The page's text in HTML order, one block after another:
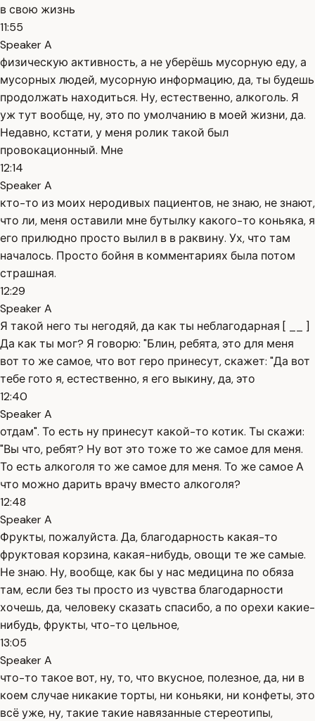
в свою жизнь
11:55
Speaker A
физическую активность, а не уберёшь мусорную еду, а
мусорных людей, мусорную информацию, да, ты будешь
продолжать находиться. Ну, естественно, алкоголь. Я
уж тут вообще, ну, это по умолчанию в моей жизни, да.
Недавно, кстати, у меня ролик такой был
провокационный. Мне
12:14
Speaker A
кто-то из моих неродивых пациентов, не знаю, не знают,
что ли, меня оставили мне бутылку какого-то коньяка, я
его прилюдно просто вылил в в раквину. Ух, что там
началось. Просто бойня в комментариях была потом
страшная.
12:29
Speaker A
Я такой него ты негодяй, да как ты неблагодарная [ __ ]
Да как ты мог? Я говорю: "Блин, ребята, это для меня
вот то же самое, что вот геро принесут, скажет: "Да вот
тебе гото я, естественно, я его выкину, да, это
12:40
Speaker A
отдам". То есть ну принесут какой-то котик. Ты скажи:
"Вы что, ребят? Ну вот это тоже то же самое для меня.
То есть алкоголя то же самое для меня. То же самое А
что можно дарить врачу вместо алкоголя?
12:48
Speaker A
Фрукты, пожалуйста. Да, благодарность какая-то
фруктовая корзина, какая-нибудь, овощи те же самые.
Не знаю. Ну, вообще, как бы у нас медицина по обяза
там, если без ты просто из чувства благодарности
хочешь, да, человеку сказать спасибо, а по орехи какие-
нибудь, фрукты, что-то цельное,
13:05
Speaker A
что-то такое вот, ну, то, что вкусное, полезное, да, ни в
коем случае никакие торты, ни коньяки, ни конфеты, это
всё уже, ну, такие такие навязанные стереотипы,